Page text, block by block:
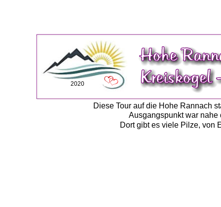
Diese Tour auf die Hohe Rannach
Ausgangspunkt war
Dort gibt es viele Pilze, von
2020